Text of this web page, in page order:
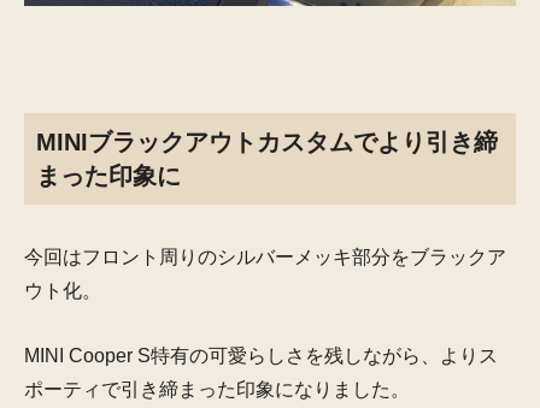
MINIブラックアウトカスタムでより引き締
まった印象に
今回はフロント周りのシルバーメッキ部分をブラックア
ウト化。
MINI Cooper S特有の可愛らしさを残しながら、よりス
ポーティで引き締まった印象になりました。